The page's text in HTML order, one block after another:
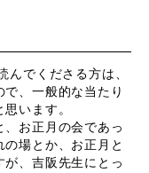
んでくださる方は、
、一般的な当たり
います。
、お正月の会であっ
場とか、お正月と
、吉阪先生にとっ